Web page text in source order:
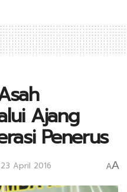
Ajang
Penerus
23 April 2016 AA